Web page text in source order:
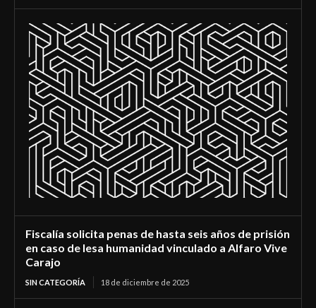
Fiscalía solicita penas de hasta seis años de prisión
en caso de lesa humanidad vinculado a Alfaro Vive
Carajo
SIN CATEGORÍA 18 de diciembre de 2025